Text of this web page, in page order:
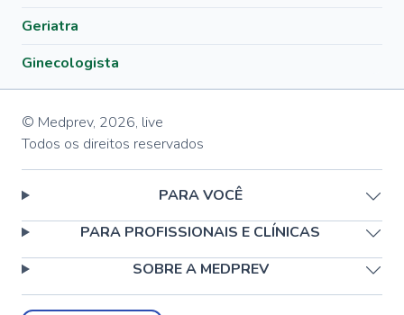
Geriatra
Ginecologista
© Medprev, 2026, live
Todos os direitos reservados
PARA VOCÊ
PARA PROFISSIONAIS E CLÍNICAS
SOBRE A MEDPREV